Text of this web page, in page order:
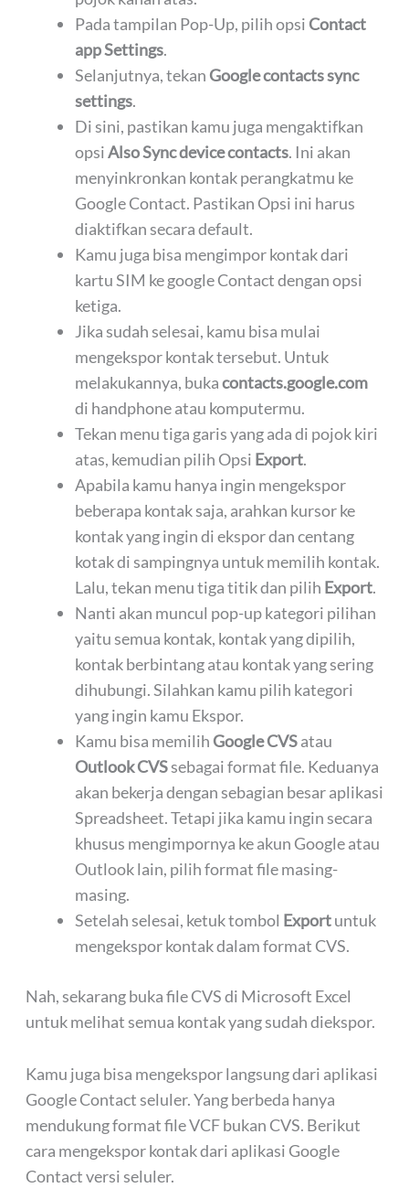
Pada tampilan Pop-Up, pilih opsi Contact
app Settings.
Selanjutnya, tekan Google contacts sync
settings.
Di sini, pastikan kamu juga mengaktifkan
opsiAlso Sync device contacts. Ini akan
menyinkronkan kontak perangkatmu ke
Google Contact. Pastikan Opsi ini harus
diaktifkan secara default.
Kamu juga bisa mengimpor kontak dari
kartu SIM ke google Contact dengan opsi
ketiga.
Jika sudah selesai, kamu bisa mulai
mengekspor kontak tersebut. Untuk
melakukannya, bukacontacts.google.com
di handphone atau komputermu.
Tekan menu tiga garis yang ada di pojok kiri
atas, kemudian pilih Opsi Export.
Apabila kamu hanya ingin mengekspor
beberapa kontak saja, arahkan kursor ke
kontak yang ingin di ekspor dan centang
kotak di sampingnya untuk memilih kontak.
Lalu, tekan menu tiga titik dan pilih Export.
Nanti akan muncul pop-up kategori pilihan
yaitu semua kontak, kontak yang dipilih,
kontak berbintang atau kontak yang sering
dihubungi. Silahkan kamu pilih kategori
yang ingin kamu Ekspor.
Kamu bisa memilih Google CVSatau
Outlook CVSsebagai format file. Keduanya
akan bekerja dengan sebagian besar aplikasi
Spreadsheet. Tetapi jika kamu ingin secara
khusus mengimpornya ke akun Google atau
Outlook lain, pilih format file masing-
masing.
Setelah selesai, ketuk tombol Exportuntuk
mengekspor kontak dalam format CVS.
Nah, sekarang buka file CVS di Microsoft Excel
untuk melihat semua kontak yang sudah diekspor.
Kamu juga bisa mengekspor langsung dari aplikasi
Google Contact seluler. Yang berbeda hanya
mendukung format file VCF bukan CVS. Berikut
cara mengekspor kontak dari aplikasi Google
Contact versi seluler.